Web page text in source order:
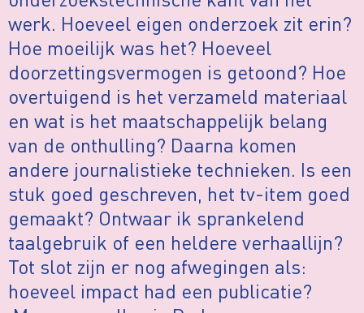
werk. Hoeveel eigen onderzoek zit erin?
Hoe moeilijk was het? Hoeveel
doorzettingsvermogen is getoond? Hoe
overtuigend is het verzameld materiaal
en wat is het maatschappelijk belang
van de onthulling? Daarna komen
andere journalistieke technieken. Is een
stuk goed geschreven, het tv-item goed
gemaakt? Ontwaar ik sprankelend
taalgebruik of een heldere verhaallijn?
Tot slot zijn er nog afwegingen als:
hoeveel impact had een publicatie?